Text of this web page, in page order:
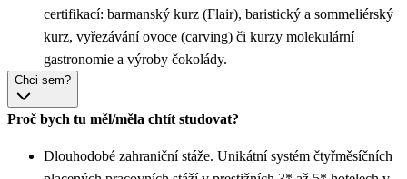
certifikací: barmanský kurz (Flair), baristický a sommeliérský
kurz, vyřezávání ovoce (carving) či kurzy molekulární
gastronomie a výroby čokolády.
Chci sem?
Proč bych tu měl/měla chtít studovat?
Dlouhodobé zahraniční stáže. Unikátní systém čtyřměsíčních